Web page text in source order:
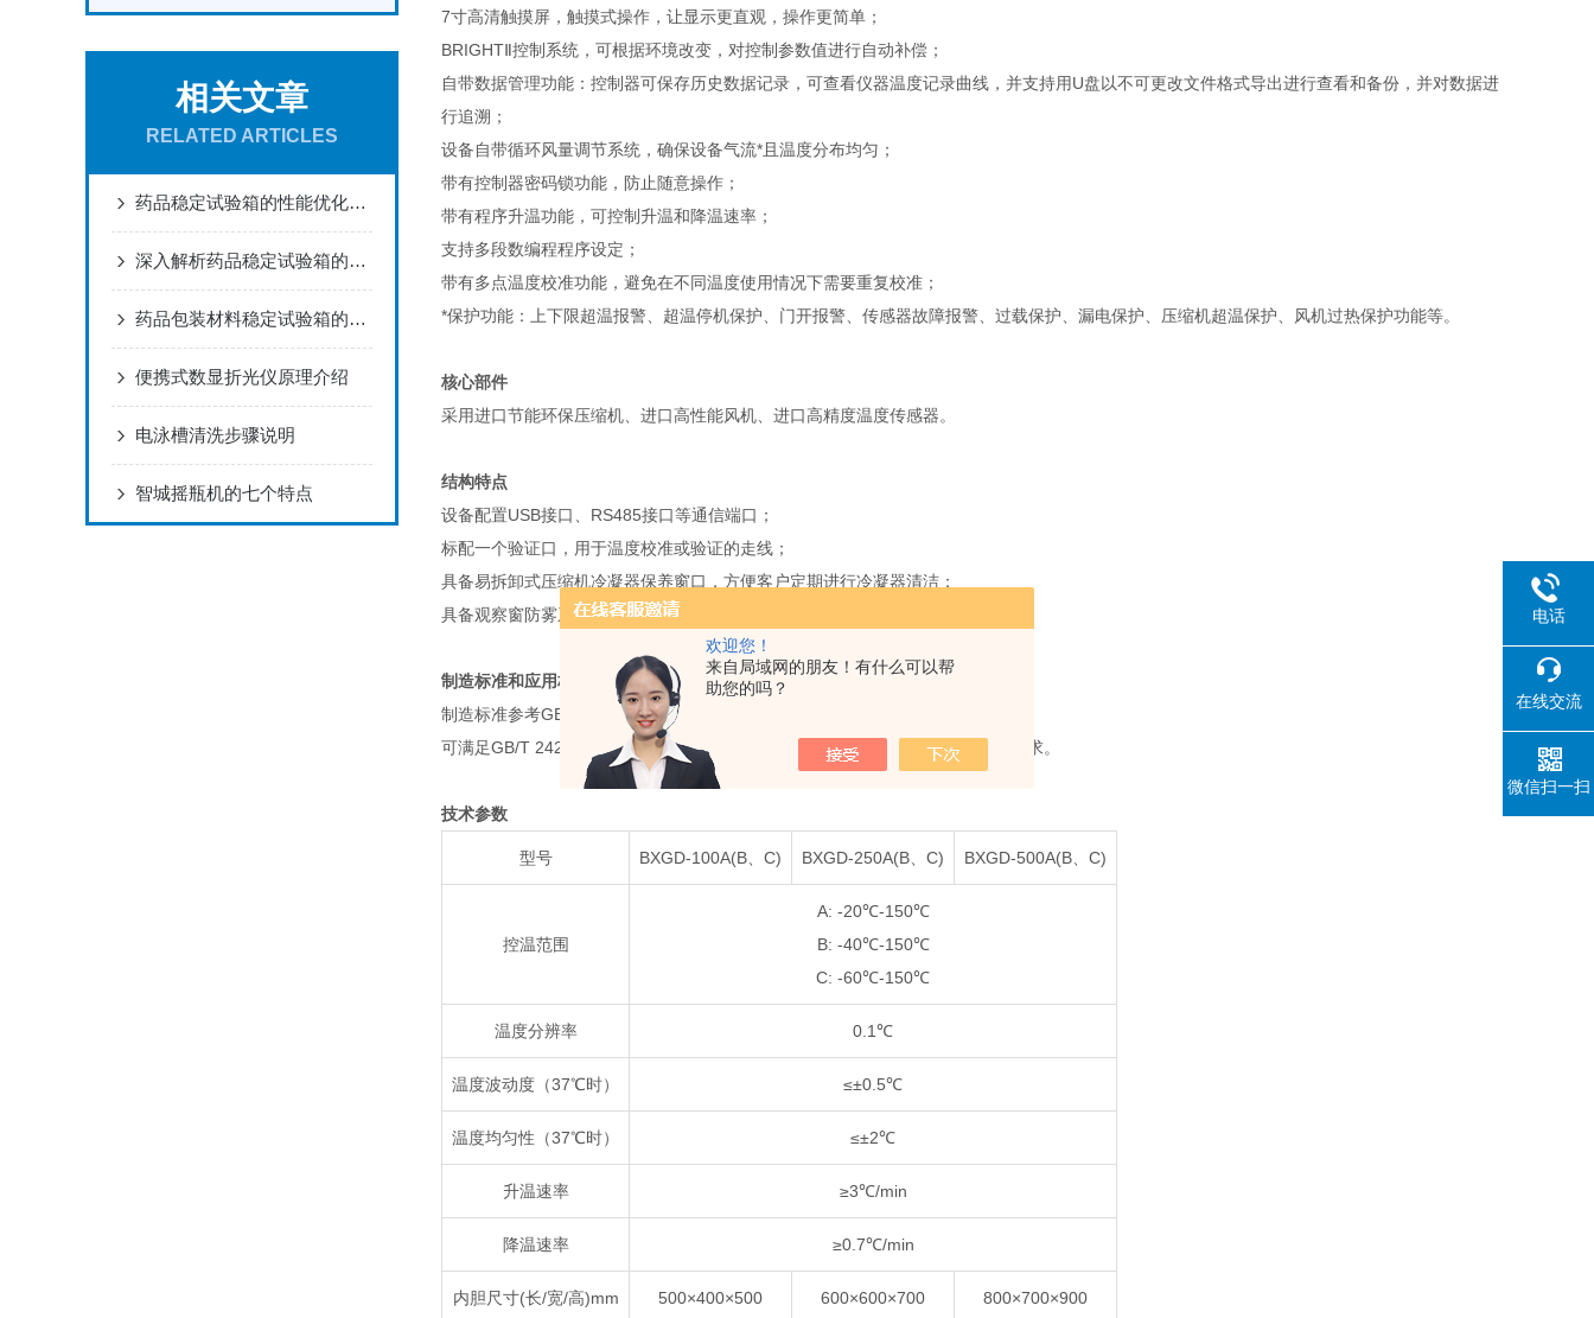
欢迎您！
来自局域网的朋友！有什么可以帮
助您的吗？
相关文章
RELATED ARTICLES
药品稳定试验箱的性能优化策略与实践
深入解析药品稳定试验箱的技术原理与操作要点
药品包装材料稳定试验箱的实验条件有哪些？
便携式数显折光仪原理介绍
电泳槽清洗步骤说明
智城摇瓶机的七个特点
7寸高清触摸屏，触摸式操作，让显示更直观，操作更简单；
BRIGHTⅡ控制系统，可根据环境改变，对控制参数值进行自动补偿；
自带数据管理功能：控制器可保存历史数据记录，可查看仪器温度记录曲线，并支持用U盘以不可更改文件格式导出进行查看和备份，并对数据进
行追溯；
设备自带循环风量调节系统，确保设备气流*且温度分布均匀；
带有控制器密码锁功能，防止随意操作；
带有程序升温功能，可控制升温和降温速率；
支持多段数编程程序设定；
带有多点温度校准功能，避免在不同温度使用情况下需要重复校准；
*保护功能：上下限超温报警、超温停机保护、门开报警、传感器故障报警、过载保护、漏电保护、压缩机超温保护、风机过热保护功能等。
核心部件
采用进口节能环保压缩机、进口高性能风机、进口高精度温度传感器。
结构特点
设备配置USB接口、RS485接口等通信端口；
标配一个验证口，用于温度校准或验证的走线；
具备易拆卸式压缩机冷凝器保养窗口，方便客户定期进行冷凝器清洁；
具备观察窗防雾系统和腔体内冷凝水回收系统。
制造标准和应用标准
制造标准参考GB/T 10592-2008《高低温试验箱技术条件》有关标准制造。
可满足 GB/T 2423.1-2423.2 《电工电子产品环境试验》标准中对低温、高温的要求。
技术参数
型号 BXGD-100A(B、C) BXGD-250A(B、C) BXGD-500A(B、C)
控温范围
A: -20℃-150℃
B: -40℃-150℃
C: -60℃-150℃
温度分辨率 0.1℃
温度波动度（37℃时） ≤±0.5℃
温度均匀性（37℃时） ≤±2℃
升温速率 ≥3℃/min
降温速率 ≥0.7℃/min
内胆尺寸(长/宽/高)mm 500×400×500 600×600×700 800×700×900
电话
在线交流
微信扫一扫